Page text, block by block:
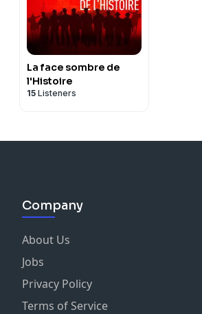
La face sombre de
l'Histoire
15 Listeners
Company
About Us
Jobs
Privacy Policy
Terms of Service